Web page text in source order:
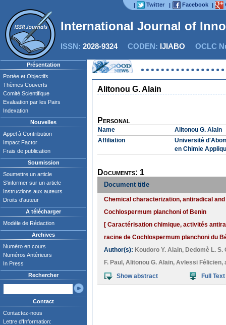
| Twitter | Facebook |
International Journal of
ISSN: 2028-9324CODEN: IJIABO OCLC
Présentation
Portée et Objectifs
Thèmes Couverts
Comité Scientifique
Evaluation par les Pairs
Indexation
Nouvelles
Appel à Contribution
Impact Factor
Frais de publication
Soumission
Soumettre un article
S'informer sur un article
Instructions aux auteurs
Droits d'auteur
A télécharger
Modèle de Rédaction
Archives
Numéro en cours
Numéros Antérieurs
In Press
Rechercher
Contact
Contactez-nous
Lettre d'Information:
Alitonou G. Alain
Personal
Name
Alitonou G. Alain
Affiliation
Université
en Chimie
Documents: 1
Document title
Chemical characterization, antiradical
Cochlospermum planchoni of Benin
[ Caractérisation chimique, activités
racine de Cochlospermum planchoni du
Author(s): Koudoro Y. Alain, Dedomè L. S.
F. Paul , Alitonou G. Alain, Avlessi Félicien,
Show abstract
Full Text